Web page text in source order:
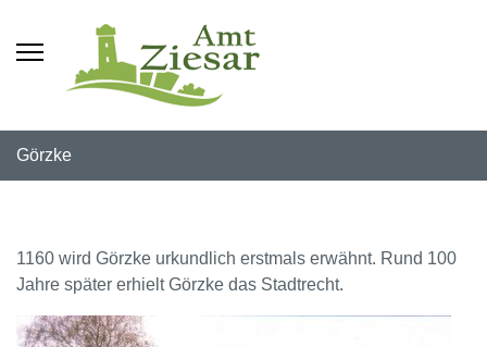
Görzke
1160 wird Görzke urkundlich erstmals erwähnt. Rund 100
Jahre später erhielt Görzke das Stadtrecht.